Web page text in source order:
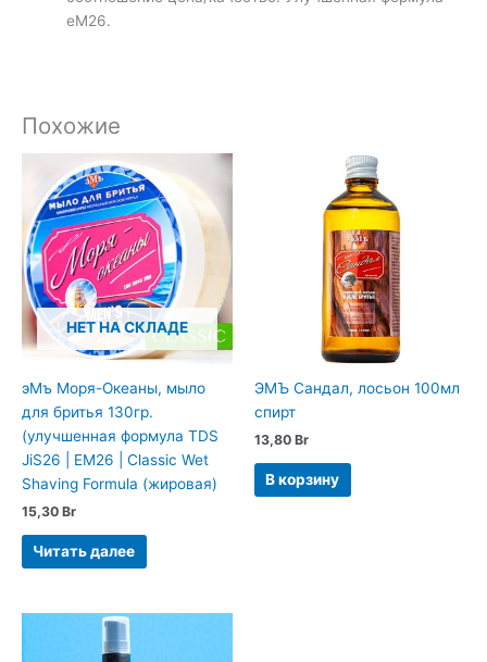
eM26.
Похожие
НЕТ НА СКЛАДЕ
эМъ Моря-Океаны, мыло
для бритья 130гр.
(улучшенная формула TDS
JiS26 | EM26 | Classic Wet
Shaving Formula (жировая)
15,30 Br
Читать далее
ЭМЪ Сандал, лосьон 100мл
спирт
13,80 Br
В корзину